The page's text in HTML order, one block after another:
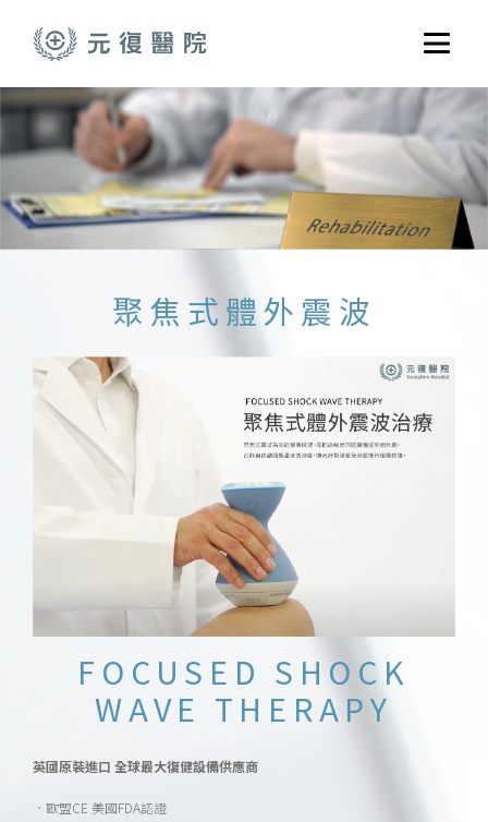
選單
關於元復
就醫指南
醫學門診
醫療養護服務
聚焦式體外震波
FOCUSED SHOCK
WAVE THERAPY
英國原裝進口 全球最大復健設備供應商
．歐盟CE 美國FDA認證